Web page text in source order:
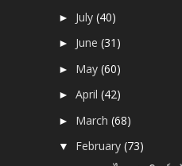
► July(40)
► June(31)
► May(60)
►April(42)
► March(68)
▼ February(73)